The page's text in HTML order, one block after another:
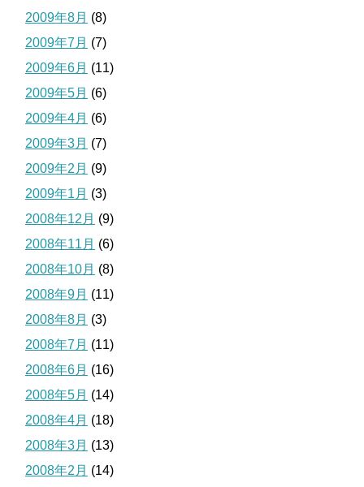
2009年8月 (8)
2009年7月 (7)
2009年6月 (11)
2009年5月 (6)
2009年4月 (6)
2009年3月 (7)
2009年2月 (9)
2009年1月 (3)
2008年12月 (9)
2008年11月 (6)
2008年10月 (8)
2008年9月 (11)
2008年8月 (3)
2008年7月 (11)
2008年6月 (16)
2008年5月 (14)
2008年4月 (18)
2008年3月 (13)
2008年2月 (14)